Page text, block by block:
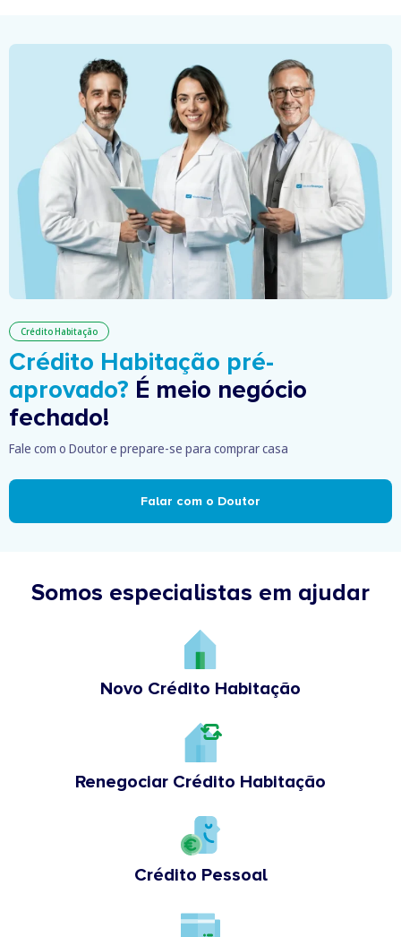
Crédito Habitação
Crédito Habitação pré-
aprovado? É meio negócio
fechado!
Fale com o Doutor e prepare-se para comprar casa
Falar com o Doutor
Somos especialistas em ajudar
Novo Crédito Habitação
Renegociar Crédito Habitação
Crédito Pessoal